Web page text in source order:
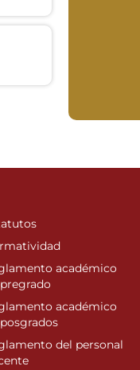
académico
académico
del personal